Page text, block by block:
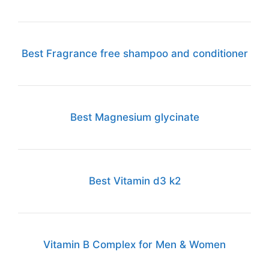
Best Fragrance free shampoo and conditioner
Best Magnesium glycinate
Best Vitamin d3 k2
Vitamin B Complex for Men & Women